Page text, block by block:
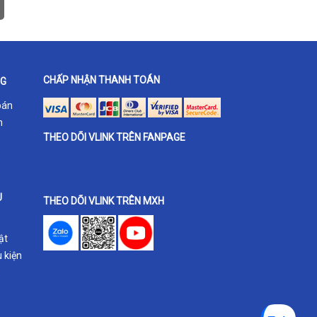
kiện
CHẤP NHẬN THANH TOÁN
THEO DÕI VLINK TRÊN FANPAGE
THEO DÕI VLINK TRÊN MXH